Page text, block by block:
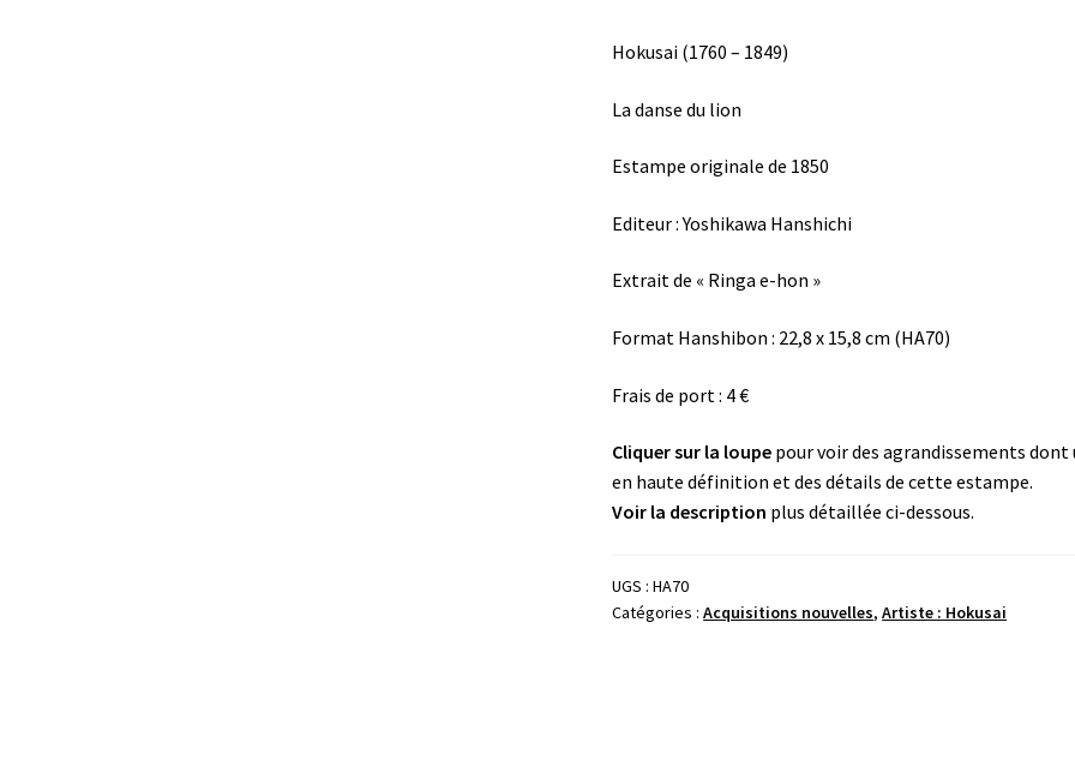
Hokusai (1760 – 1849)
La danse du lion
Estampe originale de 1850
Editeur : Yoshikawa Hanshichi
Extrait de « Ringa e-hon »
Format Hanshibon : 22,8 x 15,8 cm (HA70)
Frais de port : 4 €
Cliquer sur la loupe pour voir des agrandissements dont
en haute définition et des détails de cette estampe.
Voir la description plus détaillée ci-dessous.
UGS :HA70
Catégories :Acquisitions nouvelles,Artiste : Hokusai